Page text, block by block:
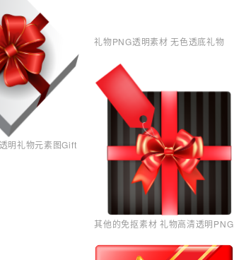
明礼物元素图Gift
礼物PNG透明素材 无色透底礼物
其他的免抠素材 礼物高清透明PNG